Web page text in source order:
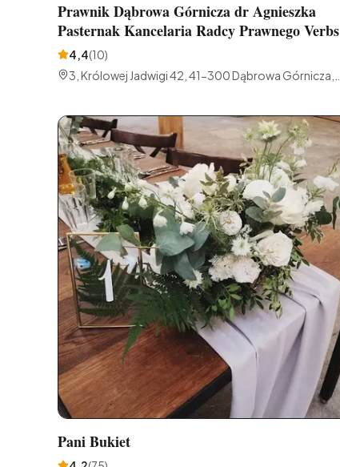
Prawnik Dąbrowa Górnicza dr Agnieszka
Pasternak Kancelaria Radcy Prawnego Verbs
4,4(10)
3, Królowej Jadwigi 42, 41-300 Dąbrowa Górnicza,
Pani Bukiet